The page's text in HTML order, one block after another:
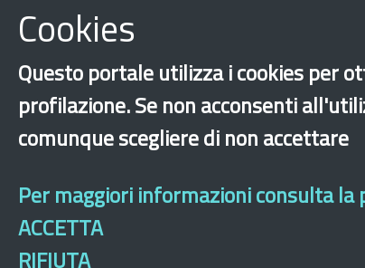
Cookies
Questo portale utilizza i cookies per
profilazione. Se non acconsenti
comunque scegliere di non accettare
Per maggiori informazioni consulta la
ACCETTA
RIFIUTA